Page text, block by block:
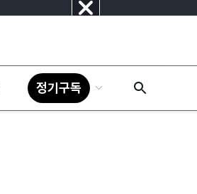
닫
정기구독